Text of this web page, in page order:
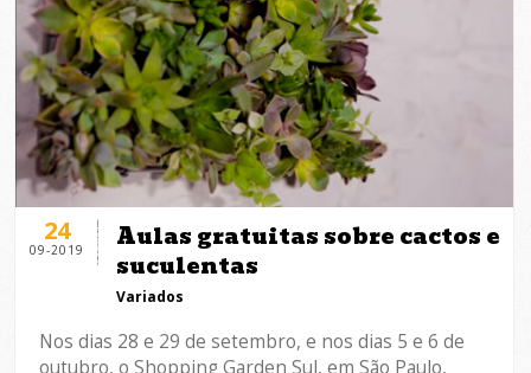
24
09-2019
Aulas gratuitas sobre cactos e
suculentas
Variados
Nos dias 28 e 29 de setembro, e nos dias 5 e 6 de
outubro, o Shopping Garden Sul, em São Paulo,